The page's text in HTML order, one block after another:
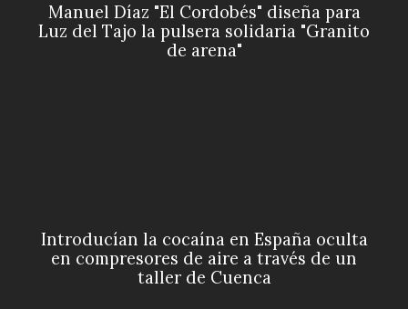
Manuel Díaz "El Cordobés" diseña para
Luz del Tajo la pulsera solidaria "Granito
de arena"
Introducían la cocaína en España oculta
en compresores de aire a través de un
taller de Cuenca